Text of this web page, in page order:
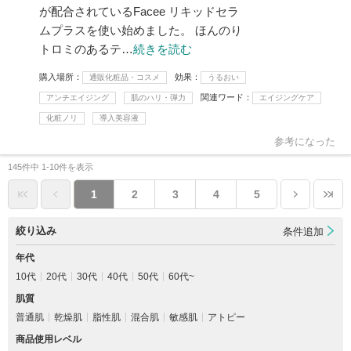
が配合されているFacee リキッドセラ
ムプラスを使い始めました。 ほんのり
トロミのあるテ…続きを読む
購入場所 通販化粧品・コスメ 効果 うるおい
アンチエイジング 肌のハリ・弾力 関連ワード エイジングケア
化粧ノリ 導入美容液
参考になった
145件中 1-10件を表示
1 2 3 4 5
絞り込み 条件追加
年代
10代
20代 30代 40代 50代
60代~
肌質
普通肌
乾燥肌 脂性肌 混合肌 敏感肌
アトピー
商品使用レベル